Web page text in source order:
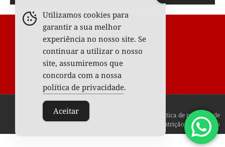
Fale conosco Anunciar
Política de privacidade
Restrição de conteúdo
Utilizamos cookies para
garantir a sua melhor
experiência no nosso site. Se
continuar a utilizar o nosso
site, assumiremos que
concorda com a nossa
política de privacidade.
Aceitar